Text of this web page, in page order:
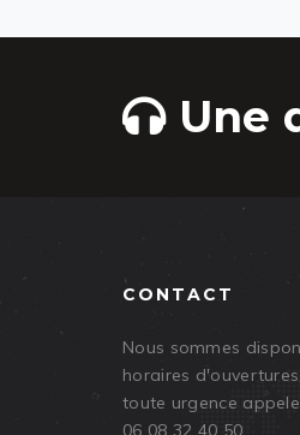
Une
CONTACT
Nous sommes
horaires
toute urgence
06 08 32 40 50